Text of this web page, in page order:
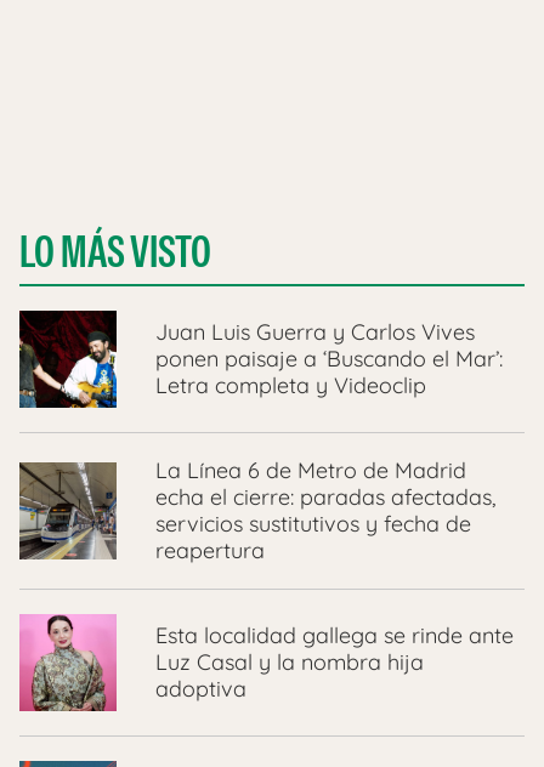
LO MÁS VISTO
Juan Luis Guerra y Carlos Vives
ponen paisaje a ‘Buscando el Mar’:
Letra completa y Videoclip
La Línea 6 de Metro de Madrid
echa el cierre: paradas afectadas,
servicios sustitutivos y fecha de
reapertura
Esta localidad gallega se rinde ante
Luz Casal y la nombra hija
adoptiva